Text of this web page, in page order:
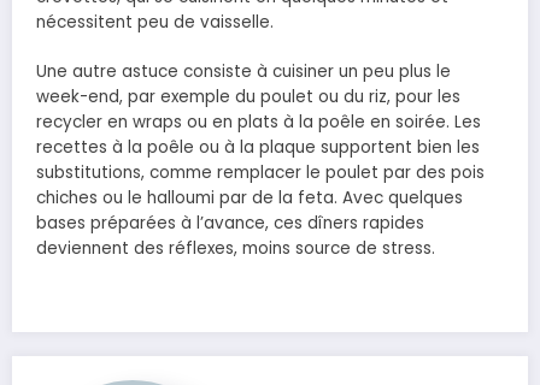
nécessitent peu de vaisselle.
Une autre astuce consiste à cuisiner un peu plus le
week-end, par exemple du poulet ou du riz, pour les
recycler en wraps ou en plats à la poêle en soirée. Les
recettes à la poêle ou à la plaque supportent bien les
substitutions, comme remplacer le poulet par des pois
chiches ou le halloumi par de la feta. Avec quelques
bases préparées à l’avance, ces dîners rapides
deviennent des réflexes, moins source de stress.